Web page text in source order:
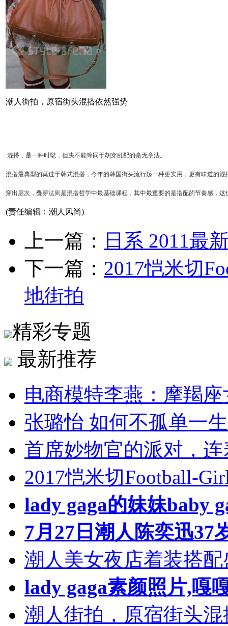
潮人街拍，原宿街头混搭依然强势
混搭，是一种时髦，但决不能等同于胡穿乱配的毫无章法。
混搭最典型的莫过于韩式混搭，今年的韩国街头流行起一种更实用，更有味道的混
穿出层次，叠穿法则是混搭哲学中最基础课程，其中最重要的是搭配的节奏感，
(责任编辑：潮人风尚)
上一篇：
日系 2011最
下一篇： 2017恺米切
地街拍
精彩专题
最新推荐
电商模特李燕：摩羯
张璐怡 如何不孤单一生
首席妙物官的派对，
2017恺米切Football-
lady gaga的妹妹baby
7月27日潮人陈奕迅37
潮人美女夜店着装搭配
lady gaga素颜照片,嘎
潮人街拍，原宿街头